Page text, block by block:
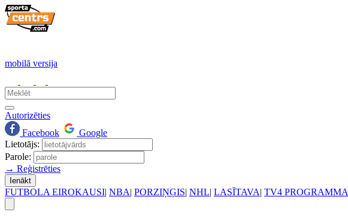
mobilā versija
Autorizēties
Facebook
Google
Lietotājs:
Parole:
→ Reģistrēties
Ienākt
FUTBOLA EIROKAUSI| NBA| PORZIŅĢIS| NHL| LASĪTAVA| TV4 PROGRAMMA